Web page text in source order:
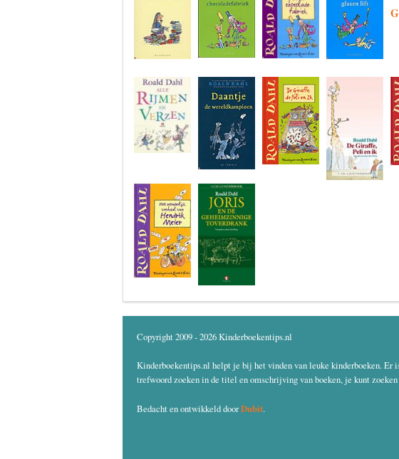
Copyright 2009 - 2026 Kinderboekentips.nl
Kinderboekentips.nl helpt je bij het vinden van leuke kinderboeken. Er
trefwoord zoeken in de titel en omschrijving van boeken, je kunt
Bedacht en ontwikkeld doorDubit.